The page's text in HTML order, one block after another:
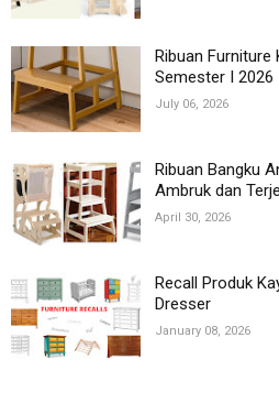
Ribuan Furniture
Semester I 2026
July 06, 2026
Ribuan Bangku
Ambruk dan
April 30, 2026
Recall Produk
Dresser
January 08, 2026